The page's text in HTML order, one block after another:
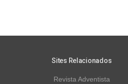
Sites Relacionados
Revista Adventista